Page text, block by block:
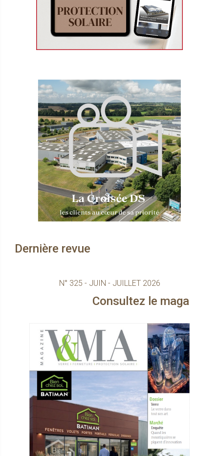
Dernière revue
N° 325 - JUIN - JUILLET 2026
Consultez le magazine